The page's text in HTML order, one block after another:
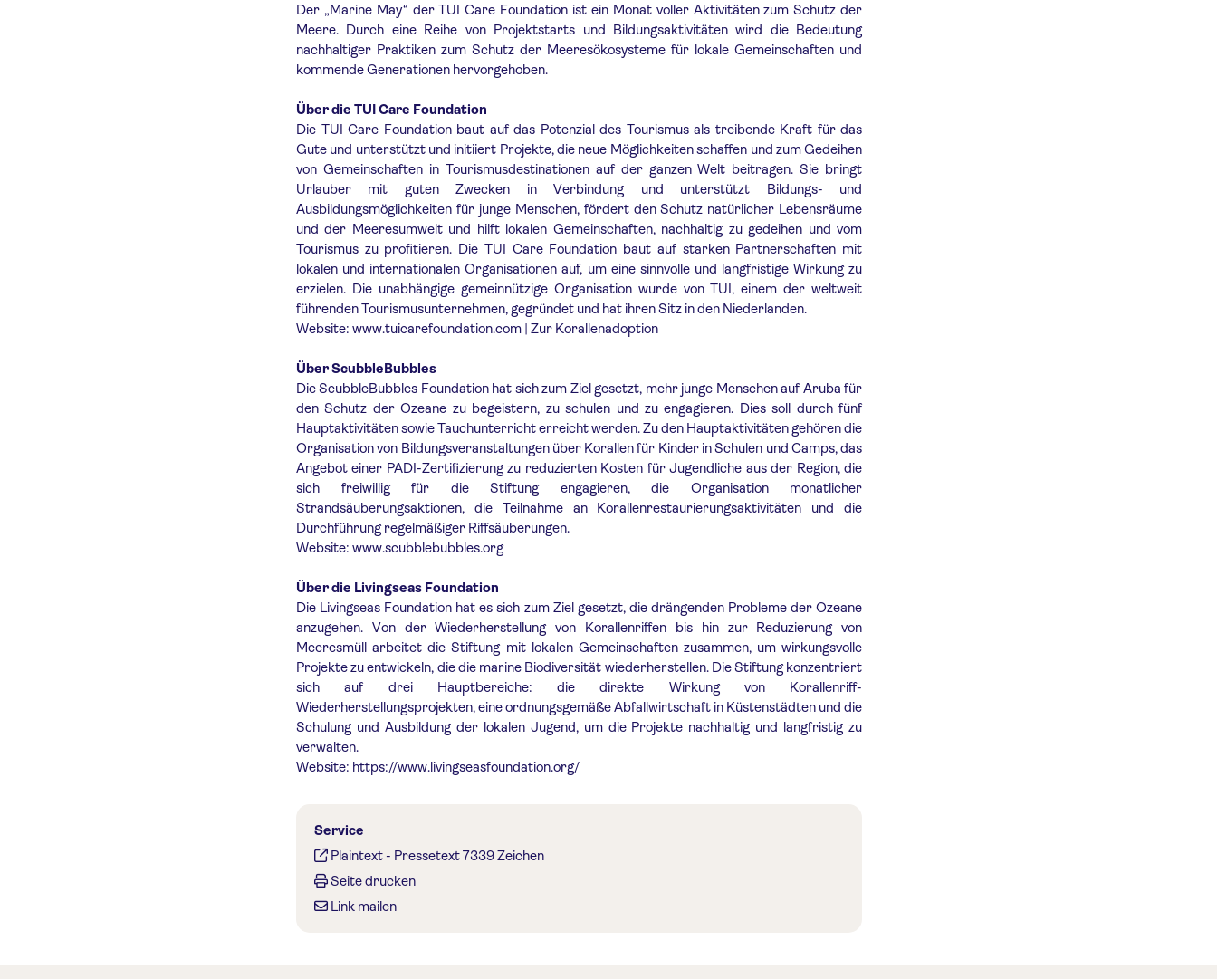
Der „Marine May“ der TUI Care Foundation ist ein Monat voller Aktivitäten zum Schutz der
Meere. Durch eine Reihe von Projektstarts und Bildungsaktivitäten wird die Bedeutung
nachhaltiger Praktiken zum Schutz der Meeresökosysteme für lokale Gemeinschaften und
kommende Generationen hervorgehoben.
Über die TUI Care Foundation
Die TUI Care Foundation baut auf das Potenzial des Tourismus als treibende Kraft für das
Gute und unterstützt und initiiert Projekte, die neue Möglichkeiten schaffen und zum Gedeihen
von Gemeinschaften in Tourismusdestinationen auf der ganzen Welt beitragen. Sie bringt
Urlauber mit guten Zwecken in Verbindung und unterstützt Bildungs- und
Ausbildungsmöglichkeiten für junge Menschen, fördert den Schutz natürlicher Lebensräume
und der Meeresumwelt und hilft lokalen Gemeinschaften, nachhaltig zu gedeihen und vom
Tourismus zu profitieren. Die TUI Care Foundation baut auf starken Partnerschaften mit
lokalen und internationalen Organisationen auf, um eine sinnvolle und langfristige Wirkung zu
erzielen. Die unabhängige gemeinnützige Organisation wurde von TUI, einem der weltweit
führenden Tourismusunternehmen, gegründet und hat ihren Sitz in den Niederlanden.
Website: www.tuicarefoundation.com | Zur Korallenadoption
Über ScubbleBubbles
Die ScubbleBubbles Foundation hat sich zum Ziel gesetzt, mehr junge Menschen auf Aruba für
den Schutz der Ozeane zu begeistern, zu schulen und zu engagieren. Dies soll durch fünf
Hauptaktivitäten sowie Tauchunterricht erreicht werden. Zu den Hauptaktivitäten gehören die
Organisation von Bildungsveranstaltungen über Korallen für Kinder in Schulen und Camps, das
Angebot einer PADI-Zertifizierung zu reduzierten Kosten für Jugendliche aus der Region, die
sich freiwillig für die Stiftung engagieren, die Organisation monatlicher
Strandsäuberungsaktionen, die Teilnahme an Korallenrestaurierungsaktivitäten und die
Durchführung regelmäßiger Riffsäuberungen.
Website: www.scubblebubbles.org
Über die Livingseas Foundation
Die Livingseas Foundation hat es sich zum Ziel gesetzt, die drängenden Probleme der Ozeane
anzugehen. Von der Wiederherstellung von Korallenriffen bis hin zur Reduzierung von
Meeresmüll arbeitet die Stiftung mit lokalen Gemeinschaften zusammen, um wirkungsvolle
Projekte zu entwickeln, die die marine Biodiversität wiederherstellen. Die Stiftung konzentriert
sich auf drei Hauptbereiche: die direkte Wirkung von Korallenriff-
Wiederherstellungsprojekten, eine ordnungsgemäße Abfallwirtschaft in Küstenstädten und die
Schulung und Ausbildung der lokalen Jugend, um die Projekte nachhaltig und langfristig zu
verwalten.
Website: https://www.livingseasfoundation.org/
Service
Plaintext- Pressetext 7339 Zeichen
Seite drucken
Link mailen